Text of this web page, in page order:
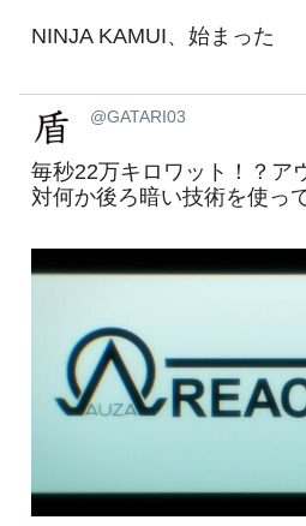
NINJA KAMUI、始まった
@GATARI03
毎秒22万キロワット！？
対何か後ろ暗い技術を使っ